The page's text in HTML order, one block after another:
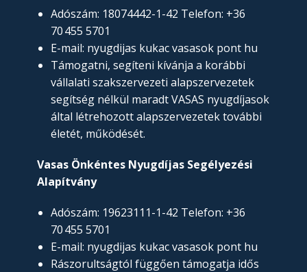
Adószám: 18074442-1-42 Telefon: +36
70 455 5701
E-mail: nyugdijas kukac vasasok pont hu
Támogatni, segíteni kívánja a korábbi
vállalati szakszervezeti alapszervezetek
segítség nélkül maradt VASAS nyugdíjasok
által létrehozott alapszervezetek további
életét, működését.
Vasas Önkéntes Nyugdíjas Segélyezési
Alapítvány
Adószám: 19623111-1-42 Telefon: +36
70 455 5701
E-mail: nyugdijas kukac vasasok pont hu
Rászorultságtól függően támogatja idős